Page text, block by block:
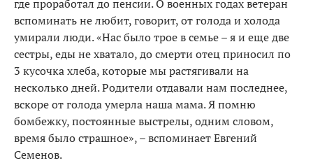
где проработал до пенсии. О военных годах ветеран
вспоминать не любит, говорит, от голода и холода
умирали люди. «Нас было трое в семье – я и еще две
сестры, еды не хватало, до смерти отец приносил по
3 кусочка хлеба, которые мы растягивали на
несколько дней. Родители отдавали нам последнее,
вскоре от голода умерла наша мама. Я помню
бомбежку, постоянные выстрелы, одним словом,
время было страшное», – вспоминает Евгений
Семенов.